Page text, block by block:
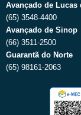
Avançado de Lucas
(65) 3548-4400
Avançado de Sinop
(66) 3511-2500
Guarantã do Norte
(65) 98161-2063